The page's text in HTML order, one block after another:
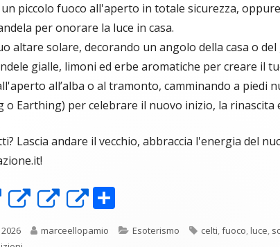
un piccolo fuoco all'aperto in totale sicurezza,
per onorare la luce in casa.
altare solare, decorando un angolo della casa o
gialle, limoni ed erbe aromatiche per creare il
all’alba o al tramonto, camminando a piedi
o Earthing) per celebrare il nuovo inizio, la rinascita
Lascia andare il vecchio, abbraccia l'energia del
Apre
in
Apre
in
Apre
in
Apre
in o
Autore
marceellopamio Categorie
Esoterismo Tag
celti,fuoco,luce,